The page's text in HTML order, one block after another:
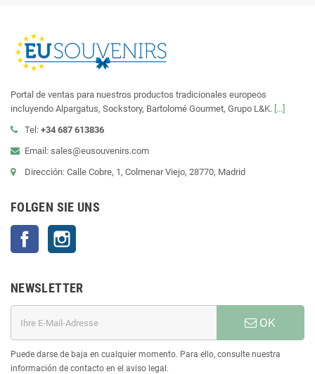
Portal de ventas para nuestros productos tradicionales europeos
incluyendo Alpargatus, Sockstory, Bartolomé Gourmet, Grupo L&K. [...]
Tel: +34 687 613836
Email: sales@eusouvenirs.com
Dirección: Calle Cobre, 1, Colmenar Viejo, 28770, Madrid
FOLGEN SIE UNS
Facebook
NEWSLETTER
OK
Puede darse de baja en cualquier momento. Para ello, consulte nuestra
información de contacto en el aviso legal.